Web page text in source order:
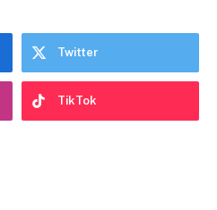
Twitter
TikTok